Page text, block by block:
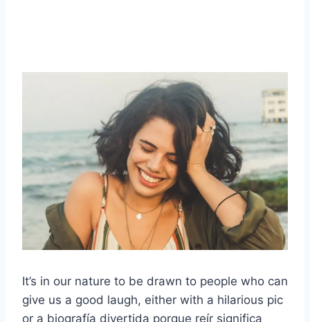
It’s in our nature to be drawn to people who can
give us a good laugh, either with a hilarious pic
or a biografía divertida porque reír significa